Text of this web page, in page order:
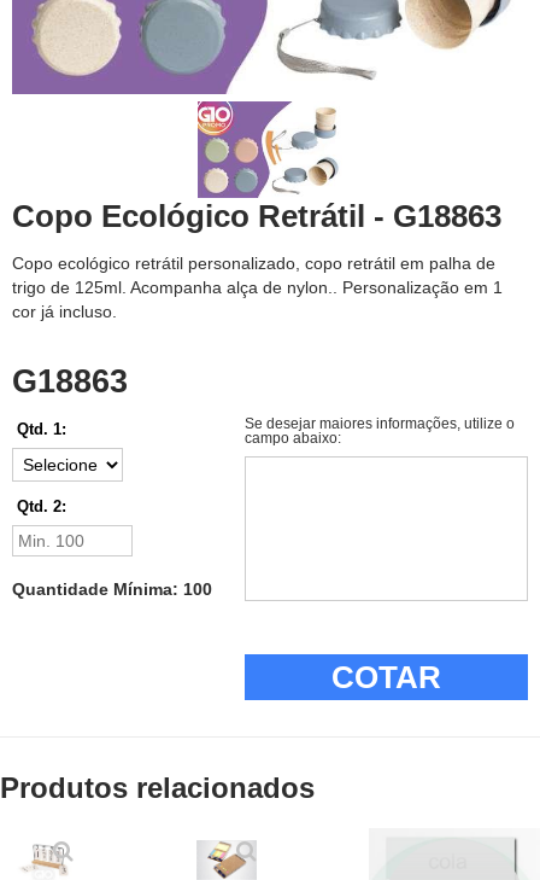
Copo Ecológico Retrátil - G18863
Copo ecológico retrátil personalizado, copo retrátil em palha de
trigo de 125ml. Acompanha alça de nylon.. Personalização em 1
cor já incluso.
G18863
Qtd. 1:
Qtd. 2:
Quantidade Mínima: 100
Se desejar maiores informações, utilize o
campo abaixo:
COTAR
Produtos relacionados